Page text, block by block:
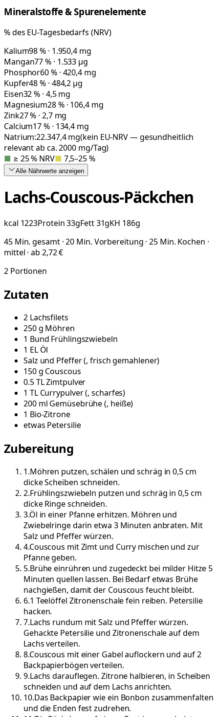
Mineralstoffe & Spurenelemente
% des EU-Tagesbedarfs (NRV)
Kalium98 % · 1.950,4 mg
Mangan77 % · 1.533 µg
Phosphor60 % · 420,4 mg
Kupfer48 % · 484,2 µg
Eisen32 % · 4,5 mg
Magnesium28 % · 106,4 mg
Zink27 % · 2,7 mg
Calcium17 % · 134,4 mg
Natrium:22.347,4mg(kein EU-NRV — gesundheitlich
relevant ab ca. 2000 mg/Tag)
■ ≥ 25 % NRV■ 7,5–25 %
Alle Nährwerte anzeigen
Lachs-Couscous-Päckchen
kcal 1223Protein33gFett31gKH 186g
45 Min. gesamt · 20 Min. Vorbereitung · 25 Min. Kochen ·
mittel · ab 2,72 €
2 Portionen
Zutaten
2 Lachsfilets
250g Möhren
1 Bund Frühlingszwiebeln
1 EL Öl
Salz und Pfeffer(, frisch gemahlener)
150g Couscous
0.5TLZimtpulver
1 TL Currypulver(, scharfes)
200 ml Gemüsebrühe(, heiße)
1 Bio-Zitrone
etwas Petersilie
Zubereitung
1.Möhren putzen, schälen und schräg in 0,5 cm
dicke Scheiben schneiden.
2.Frühlingszwiebeln putzen und schräg in 0,5 cm
dicke Ringe schneiden.
3.Öl in einer Pfanne erhitzen. Möhren und
Zwiebelringe darin etwa 3 Minuten anbraten. Mit
Salz und Pfeffer würzen.
4.Couscous mit Zimt und Curry mischen und zur
Pfanne geben.
5.Brühe einrühren und zugedeckt bei milder Hitze 5
Minuten quellen lassen. Bei Bedarf etwas Brühe
nachgießen, damit der Couscous feucht bleibt.
6.1 Teelöffel Zitronenschale fein reiben. Petersilie
hacken.
7.Lachs rundum mit Salz und Pfeffer würzen.
Gehackte Petersilie und Zitronenschale auf dem
Lachs verteilen.
8.Couscous mit einer Gabel auflockern und auf 2
Backpapierbögen verteilen.
9.Lachs darauflegen. Zitrone halbieren, in Scheiben
schneiden und auf dem Lachs anrichten.
10.Das Backpapier wie ein Bonbon zusammenfalten
und die Enden fest zudrehen.